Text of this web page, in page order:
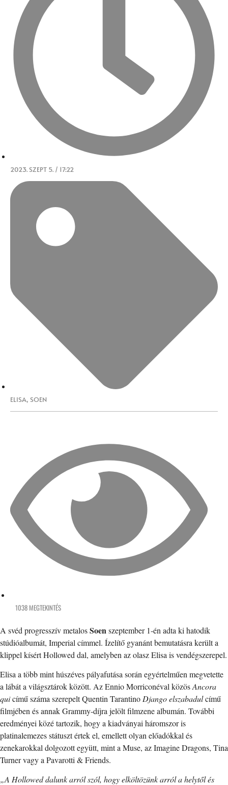
2023. SZEPT 5. / 17:22
ELISA, SOEN
1038 MEGTEKINTÉS
A svéd progresszív metalosSoenszeptember 1-én adta ki hatodik
stúdióalbumát, Imperial címmel. Ízelítő gyanánt bemutatásra került a
klippel kísért Hollowed dal, amelyben az olasz Elisa is vendégszerepel.
Elisa a több mint húszéves pályafutása során egyértelműen megvetette
a lábát a világsztárok között. Az Ennio Morriconéval közösAncora
quicímű száma szerepelt Quentin Tarantino Django elszabadulcímű
filmjében és annak Grammy-díjra jelölt filmzene albumán. További
eredményei közé tartozik, hogy a kiadványai háromszor is
platinalemezes státuszt értek el, emellett olyan előadókkal és
zenekarokkal dolgozott együtt, mint a Muse, az Imagine Dragons, Tina
Turner vagy a Pavarotti & Friends.
„A Hollowed dalunk arról szól, hogy elköltözünk arról a helytől és